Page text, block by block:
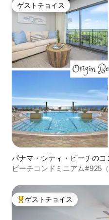
ゲストチョイス
ゲストチョイス
パナマ・シティ・ビーチのコ
ビーチコンドミニアム#925
大好評のゲストチョイスです。
ゲストチョイス